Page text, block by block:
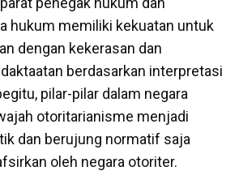
hukum memiliki kekuatan untuk
dengan kekerasan dan
berdasarkan interpretasi
pilar-pilar dalam negara
otoritarianisme menjadi
dan berujung normatif saja
oleh negara otoriter.